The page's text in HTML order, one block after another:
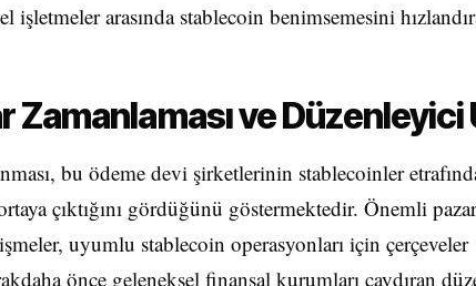
işletmeler arasında stablecoin benimsemesini
Zamanlaması ve Düzenleyici
bu ödeme devi şirketlerinin stablecoinler
çıktığını gördüğünü göstermektedir. Önemli
uyumlu stablecoin operasyonları için çerçeveler
önce geleneksel finansal kurumları caydıran